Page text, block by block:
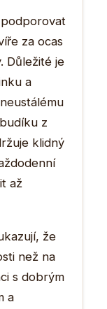
za ocas
Důležité je
a
z
klidný
až
že
než na
s dobrým
a